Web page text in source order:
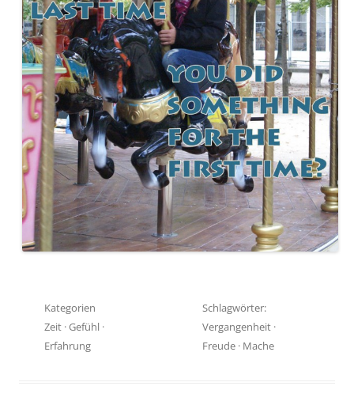
Kategorien
Zeit ·Gefühl ·
Erfahrung
Schlagwörter:
Vergangenheit ·
Freude · Mache